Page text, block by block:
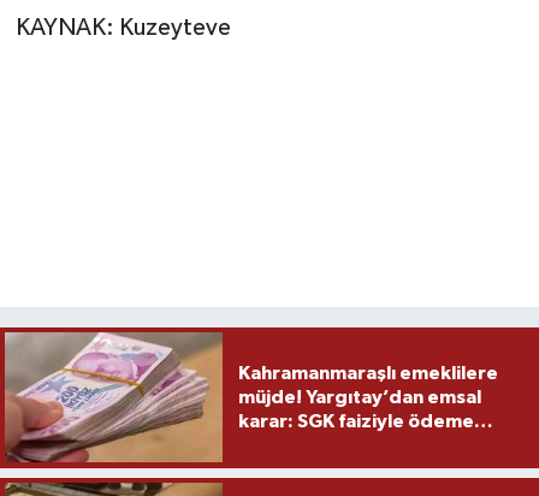
KAYNAK: Kuzeyteve
Kahramanmaraşlı emeklilere
müjde! Yargıtay’dan emsal
karar: SGK faiziyle ödeme